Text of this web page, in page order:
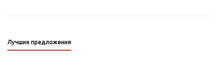
Лучшие предложения